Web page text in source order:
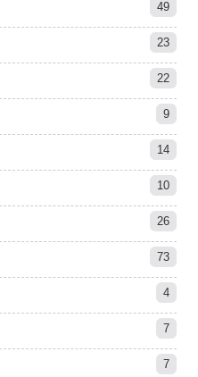
49
23
22
9
14
10
26
73
4
7
7